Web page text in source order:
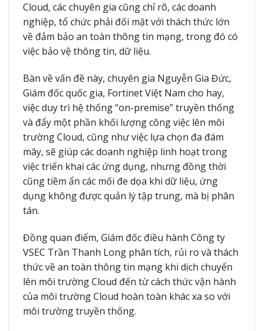
Cloud, các chuyên gia cũng chỉ rõ, các doanh
nghiệp, tổ chức phải đối mặt với thách thức lớn
về đảm bảo an toàn thông tin mạng, trong đó có
việc bảo vệ thông tin, dữ liệu.
Bàn về vấn đề này, chuyên gia Nguyễn Gia Đức,
Giám đốc quốc gia, Fortinet Việt Nam cho hay,
việc duy trì hệ thống “on-premise” truyền thống
và đẩy một phần khối lượng công việc lên môi
trường Cloud, cũng như việc lựa chọn đa đám
mây, sẽ giúp các doanh nghiệp linh hoạt trong
việc triển khai các ứng dụng, nhưng đồng thời
cũng tiềm ẩn các mối đe dọa khi dữ liệu, ứng
dụng không được quản lý tập trung, mà bị phân
tán.
Đồng quan điểm, Giám đốc điều hành Công ty
VSEC Trần Thanh Long phân tích, rủi ro và thách
thức về an toàn thông tin mạng khi dịch chuyển
lên môi trường Cloud đến từ cách thức vận hành
của môi trường Cloud hoàn toàn khác xa so với
môi trường truyền thống.